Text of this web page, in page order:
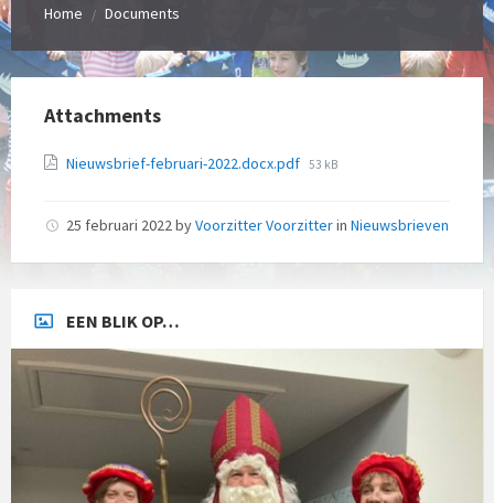
Home / Documents
Attachments
Nieuwsbrief-februari-2022.docx.pdf File
53 kB
25 februari 2022byVoorzitter Voorzitterin Nieuwsbrieven
EEN BLIK OP…